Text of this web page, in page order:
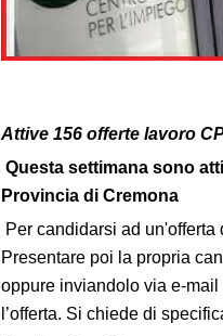
Attive 156 offerte lavoro
Questa settimana sono
Provincia di Cremona
Per candidarsi ad
Presentare poi la propria
oppure inviandolo via e-
l’offerta. Si chiede di